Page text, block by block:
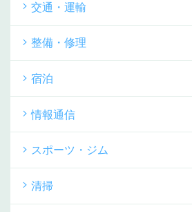
交通・運輸
整備・修理
宿泊
情報通信
スポーツ・ジム
清掃